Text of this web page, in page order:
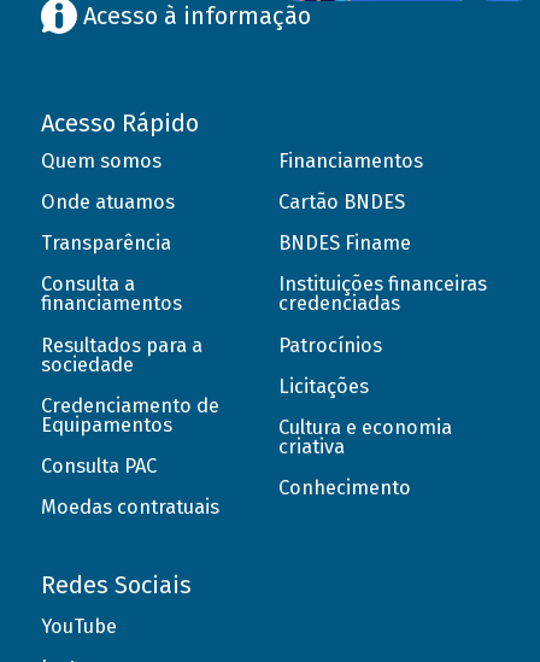
Acesso à informação
Acesso Rápido
Quem somos
Onde atuamos
Transparência
Consulta a
financiamentos
Resultados para a
sociedade
Credenciamento de
Equipamentos
Consulta PAC
Moedas contratuais
Financiamentos
Cartão BNDES
BNDES Finame
Instituições financeiras
credenciadas
Patrocínios
Licitações
Cultura e economia
criativa
Conhecimento
Redes Sociais
YouTube